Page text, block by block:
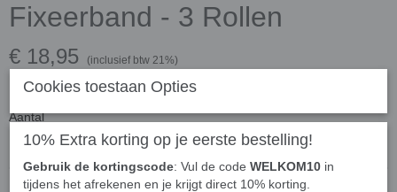
Fixeerband - 3 Rollen
€ 18,95 (inclusief btw 21%)
Op voorraad
Aantal
Cookies toestaan Opties
10% Extra korting op je eerste bestelling!
Gebruik de kortingscode: Vul de code WELKOM10 in
tijdens het afrekenen en je krijgt direct 10% korting.